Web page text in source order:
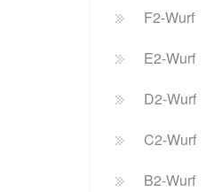
F2-Wurf
E2-Wurf
D2-Wurf
C2-Wurf
B2-Wurf